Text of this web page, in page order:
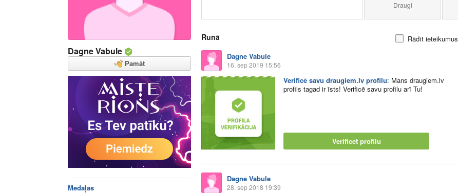
Dagne Vabule
Pamāt
Medaļas
Draugi
Runā
Rādīt ieteikumus
Dagne Vabule
16. sep 2019 15:56
Verificē savu draugiem.lv profilu: Mans draugiem.lv
profils tagad ir īsts! Verificē savu profilu arī Tu!
Verificēt profilu
Dagne Vabule
28. sep 2018 19:39